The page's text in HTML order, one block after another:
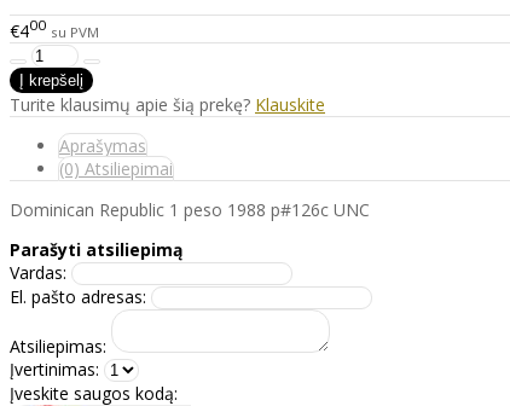
€400 su PVM
Turite klausimų apie šią prekę? Klauskite
Aprašymas
(0) Atsiliepimai
Dominican Republic 1 peso 1988 p#126c UNC
Parašyti atsiliepimą
Vardas:
El. pašto adresas:
Atsiliepimas:
Įvertinimas:
Įveskite saugos kodą: